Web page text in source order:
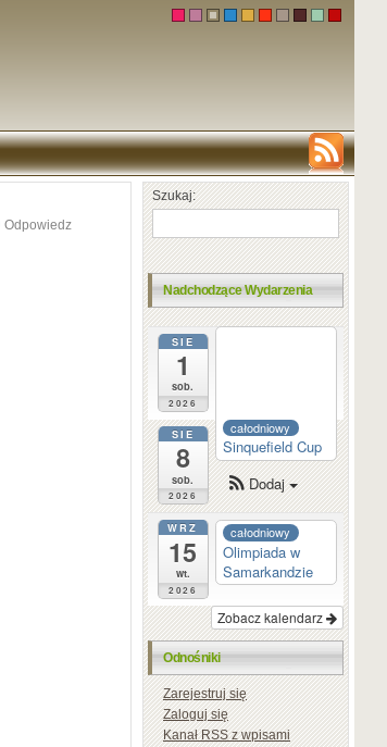
Odpowiedz
Szukaj:
Nadchodzące Wydarzenia
SIE
1
sob.
2026
SIE
8
sob.
2026
całodniowy
Sinquefield Cup
WRZ
15
wt.
2026
całodniowy
Olimpiada w
Samarkandzie
Zobacz kalendarz
Dodaj
Odnośniki
Zarejestruj się
Zaloguj się
KanałRSSz wpisami